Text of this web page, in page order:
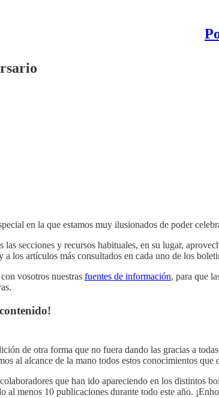
en la que estamos muy ilusionados de poder
las secciones y recursos habituales, en su lugar,
a los artículos más consultados en cada uno de los
vosotros nuestras fuentes de información, para que
de otra forma que no fuera dando las gracias a
al alcance de la mano todos estos conocimientos
que han ido apareciendo en los distintos
al menos 10 publicaciones durante todo este año.